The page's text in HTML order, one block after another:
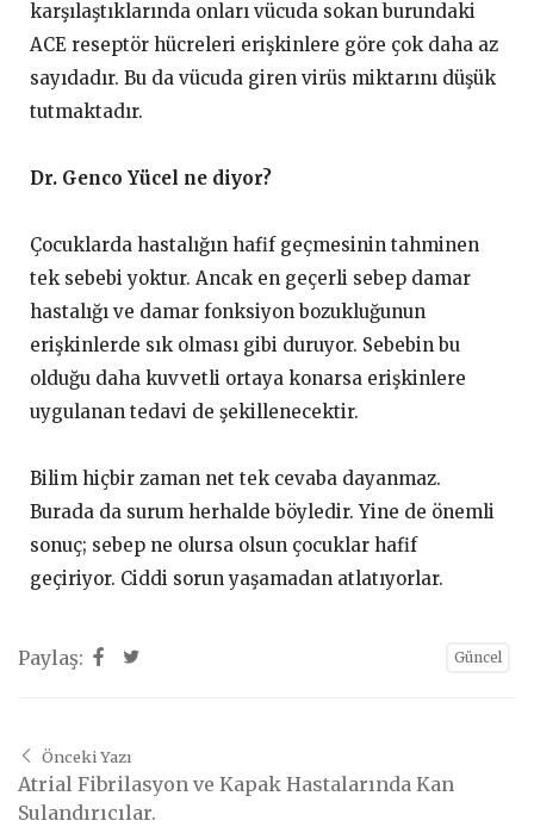
karşılaştıklarında onları vücuda sokan burundaki
ACE reseptör hücreleri erişkinlere göre çok daha az
sayıdadır. Bu da vücuda giren virüs miktarını düşük
tutmaktadır.
Dr. Genco Yücel ne diyor?
Çocuklarda hastalığın hafif geçmesinin tahminen
tek sebebi yoktur. Ancak en geçerli sebep damar
hastalığı ve damar fonksiyon bozukluğunun
erişkinlerde sık olması gibi duruyor. Sebebin bu
olduğu daha kuvvetli ortaya konarsa erişkinlere
uygulanan tedavi de şekillenecektir.
Bilim hiçbir zaman net tek cevaba dayanmaz.
Burada da surum herhalde böyledir. Yine de önemli
sonuç; sebep ne olursa olsun çocuklar hafif
geçiriyor. Ciddi sorun yaşamadan atlatıyorlar.
Paylaş: Güncel
Önceki Yazı
Atrial Fibrilasyon ve Kapak Hastalarında Kan
Sulandırıcılar.